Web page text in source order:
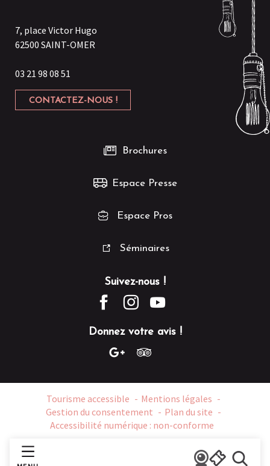
7, place Victor Hugo
62500 SAINT-OMER
03 21 98 08 51
CONTACTEZ-NOUS !
Suivez-nous !
Donnez votre avis !
Brochures
Espace Presse
Espace Pros
Séminaires
Tourisme accessible
Mentions légales
Gestion du consentement
Plan du site
Accessibilité numérique : non-conforme